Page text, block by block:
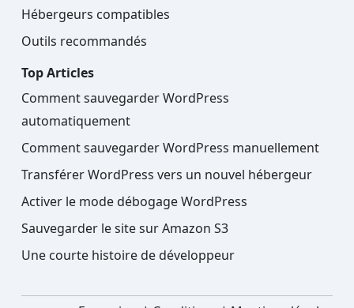
Hébergeurs compatibles
Outils recommandés
Top Articles
Comment sauvegarder WordPress
automatiquement
Comment sauvegarder WordPress manuellement
Transférer WordPress vers un nouvel hébergeur
Activer le mode débogage WordPress
Sauvegarder le site sur Amazon S3
Une courte histoire de développeur